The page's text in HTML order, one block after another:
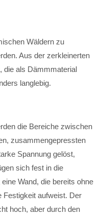
Wäldern zu
Aus der zerkleinerten
die als Dämmmaterial
langlebig.
die Bereiche zwischen
zusammengepressten
Spannung gelöst,
sich fest in die
Wand, die bereits ohne
Festigkeit aufweist. Der
hoch, aber durch den